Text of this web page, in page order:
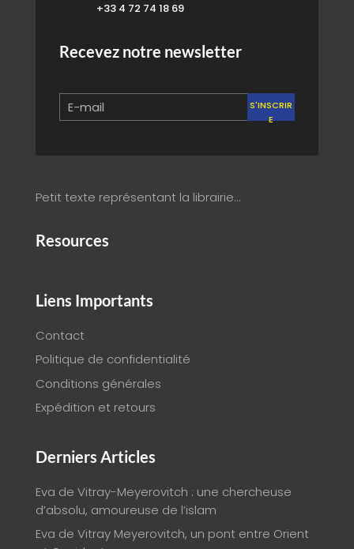
+33 4 72 74 18 69
Recevez notre newsletter
S'INSCRIR
E
Petit texte représentant la librairie…
Resources
Liens Importants
Contact
Politique de confidentialité
Conditions générales
Expédition et retours
Derniers Articles
Eva de Vitray-Meyerovitch : une chercheuse
d’absolu, amoureuse de l’islam
Eva de Vitray Meyerovitch, un pont entre Orient